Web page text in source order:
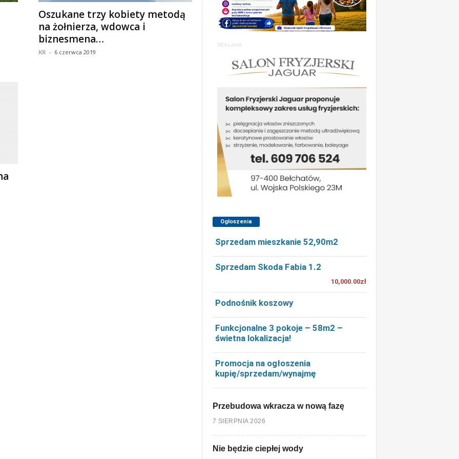
Oszukane trzy kobiety metodą
na żołnierza, wdowca i
biznesmena…
KR - 6 czerwca 2019
REKLAMA
Ogłoszenia
Sprzedam mieszkanie 52,90m2
Sprzedam Skoda Fabia 1.2
10,000.00zł
Podnośnik koszowy
Funkcjonalne 3 pokoje – 58m2 –
świetna lokalizacja!
Promocja na ogłoszenia
kupię/sprzedam/wynajmę
Przebudowa wkracza w nową fazę
7 SIERPNIA 2026
Nie będzie ciepłej wody